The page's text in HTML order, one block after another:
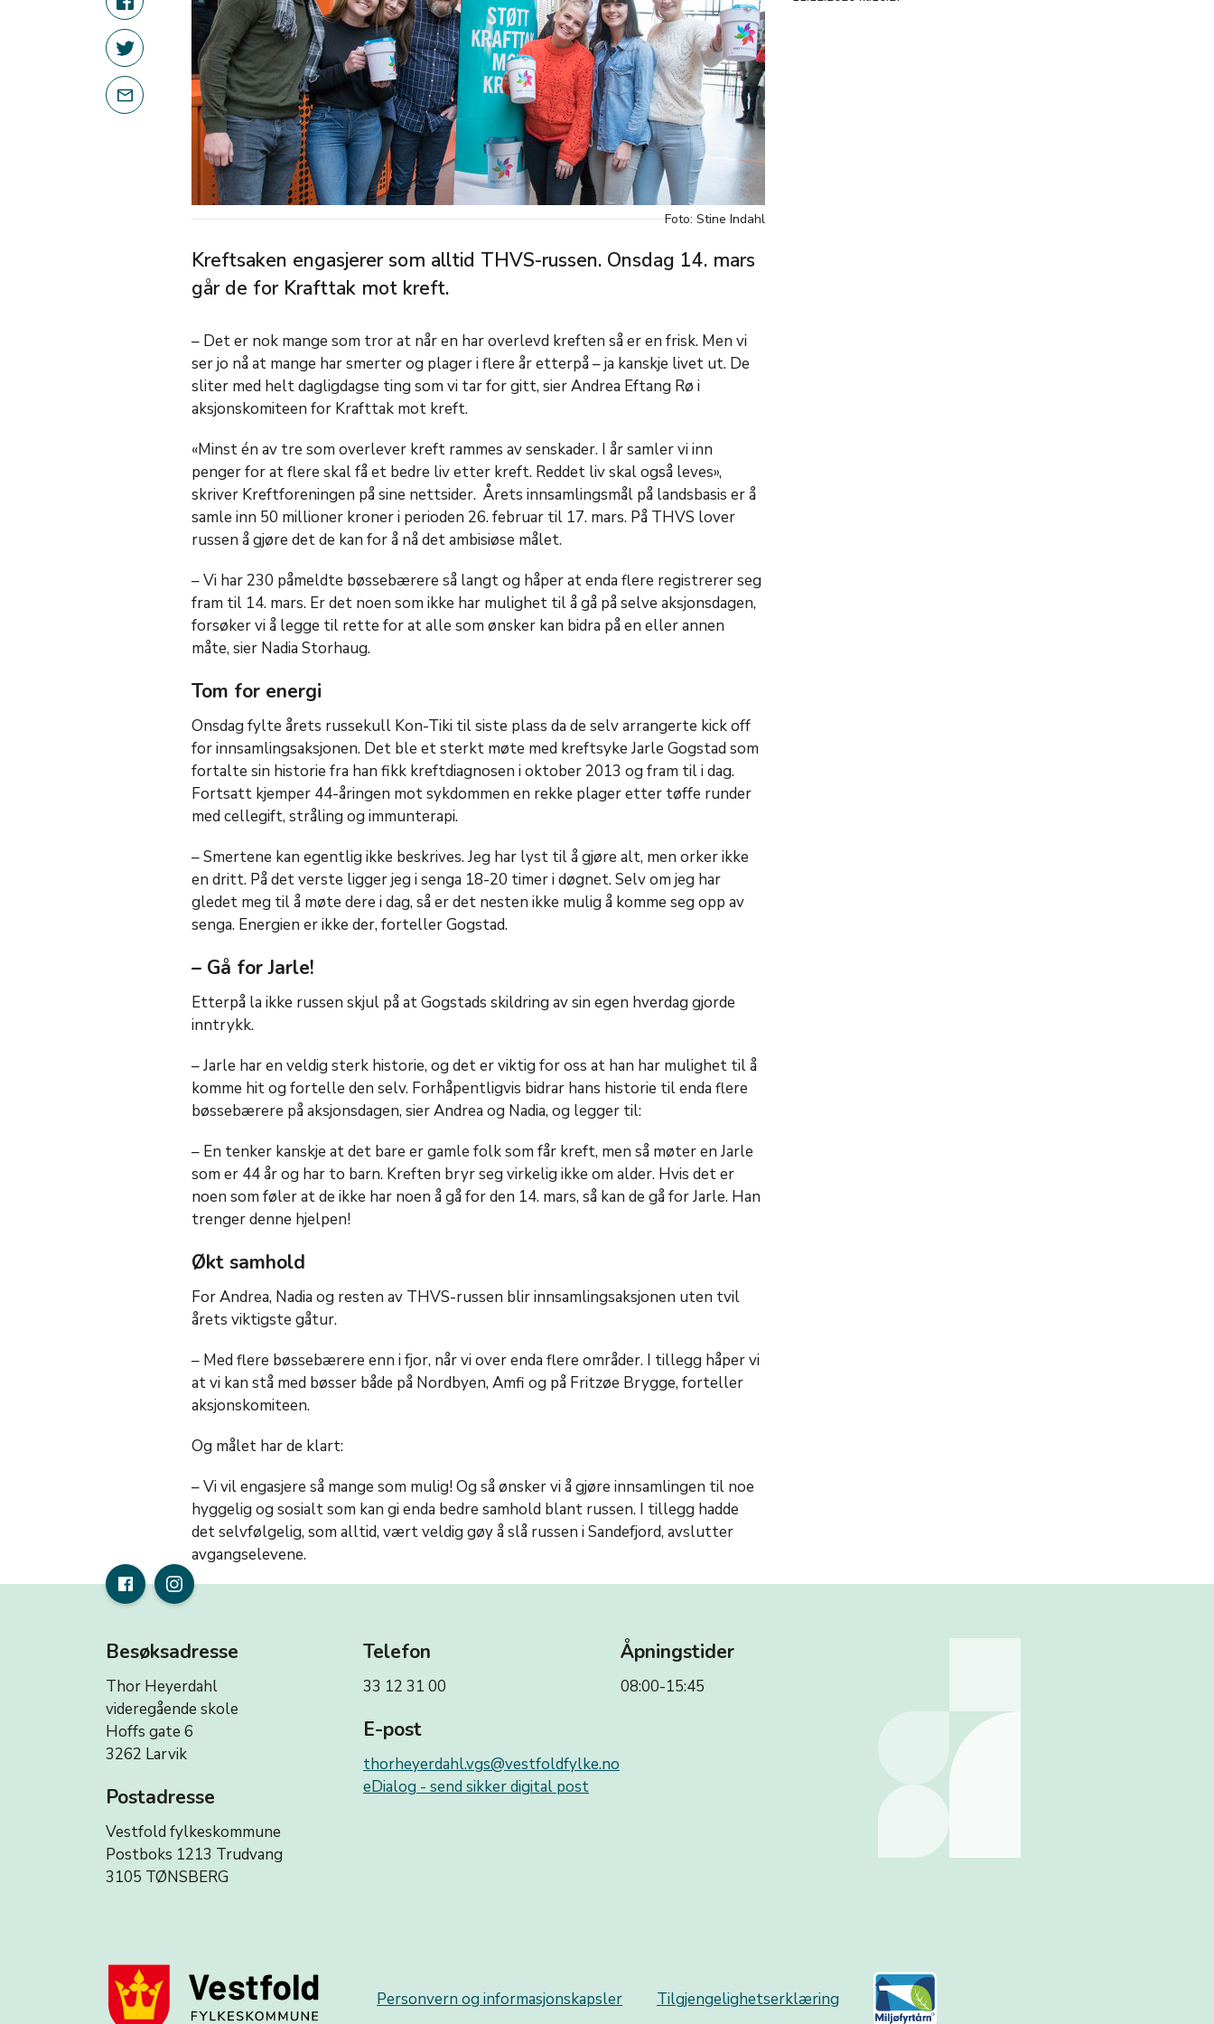
Foto: Stine Indahl
Kreftsaken engasjerer som alltid THVS-russen. Onsdag 14. mars
går de for Krafttak mot kreft.
– Det er nok mange som tror at når en har overlevd kreften så er en frisk. Men vi
ser jo nå at mange har smerter og plager i flere år etterpå – ja kanskje livet ut. De
sliter med helt dagligdagse ting som vi tar for gitt, sier Andrea Eftang Rø i
aksjonskomiteen for Krafttak mot kreft.
«Minst én av tre som overlever kreft rammes av senskader. I år samler vi inn
penger for at flere skal få et bedre liv etter kreft. Reddet liv skal også leves»,
skriver Kreftforeningen på sine nettsider. Årets innsamlingsmål på landsbasis er å
samle inn 50 millioner kroner i perioden 26. februar til 17. mars. På THVS lover
russen å gjøre det de kan for å nå det ambisiøse målet.
– Vi har 230 påmeldte bøssebærere så langt og håper at enda flere registrerer seg
fram til 14. mars. Er det noen som ikke har mulighet til å gå på selve aksjonsdagen,
forsøker vi å legge til rette for at alle som ønsker kan bidra på en eller annen
måte, sier Nadia Storhaug.
Tom for energi
Onsdag fylte årets russekull Kon-Tiki til siste plass da de selv arrangerte kick off
for innsamlingsaksjonen. Det ble et sterkt møte med kreftsyke Jarle Gogstad som
fortalte sin historie fra han fikk kreftdiagnosen i oktober 2013 og fram til i dag.
Fortsatt kjemper 44-åringen mot sykdommen en rekke plager etter tøffe runder
med cellegift, stråling og immunterapi.
– Smertene kan egentlig ikke beskrives. Jeg har lyst til å gjøre alt, men orker ikke
en dritt. På det verste ligger jeg i senga 18-20 timer i døgnet. Selv om jeg har
gledet meg til å møte dere i dag, så er det nesten ikke mulig å komme seg opp av
senga. Energien er ikke der, forteller Gogstad.
– Gå for Jarle!
Etterpå la ikke russen skjul på at Gogstads skildring av sin egen hverdag gjorde
inntrykk.
– Jarle har en veldig sterk historie, og det er viktig for oss at han har mulighet til å
komme hit og fortelle den selv. Forhåpentligvis bidrar hans historie til enda flere
bøssebærere på aksjonsdagen, sier Andrea og Nadia, og legger til:
– En tenker kanskje at det bare er gamle folk som får kreft, men så møter en Jarle
som er 44 år og har to barn. Kreften bryr seg virkelig ikke om alder. Hvis det er
noen som føler at de ikke har noen å gå for den 14. mars, så kan de gå for Jarle. Han
trenger denne hjelpen!
Økt samhold
For Andrea, Nadia og resten av THVS-russen blir innsamlingsaksjonen uten tvil
årets viktigste gåtur.
– Med flere bøssebærere enn i fjor, når vi over enda flere områder. I tillegg håper vi
at vi kan stå med bøsser både på Nordbyen, Amfi og på Fritzøe Brygge, forteller
aksjonskomiteen.
Og målet har de klart:
– Vi vil engasjere så mange som mulig! Og så ønsker vi å gjøre innsamlingen til noe
hyggelig og sosialt som kan gi enda bedre samhold blant russen. I tillegg hadde
det selvfølgelig, som alltid, vært veldig gøy å slå russen i Sandefjord, avslutter
avgangselevene.
Besøksadresse
Thor Heyerdahl
videregående skole
Hoffs gate 6
3262 Larvik
Postadresse
Vestfold fylkeskommune
Postboks 1213 Trudvang
3105 TØNSBERG
Telefon
33 12 31 00
E-post
thorheyerdahl.vgs@vestfoldfylke.no
eDialog - send sikker digital post
Åpningstider
08:00-15:45
Personvern og informasjonskapsler Tilgjengelighetserklæring